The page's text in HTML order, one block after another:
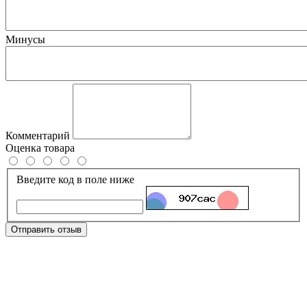
Минусы
Комментарий
Оценка товара
Введите код в поле ниже
Отправить отзыв